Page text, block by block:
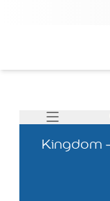
Kingdom